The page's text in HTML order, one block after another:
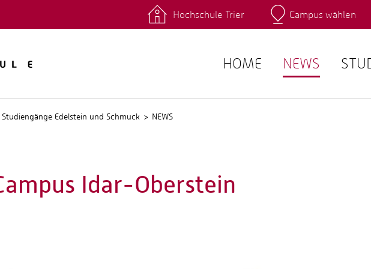
Kontakt Fachrichtungen Intranet
Hochschule Trier Campus wählen
HOME NEWS
Studiengänge Edelstein und Schmuck NEWS
Idar-Oberstein